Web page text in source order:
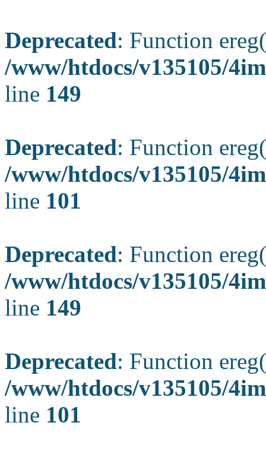
Deprecated: Function
/www/htdocs/v135105/
line 149
Deprecated: Function
/www/htdocs/v135105/
line 101
Deprecated: Function
/www/htdocs/v135105/
line 149
Deprecated: Function
/www/htdocs/v135105/
line 101